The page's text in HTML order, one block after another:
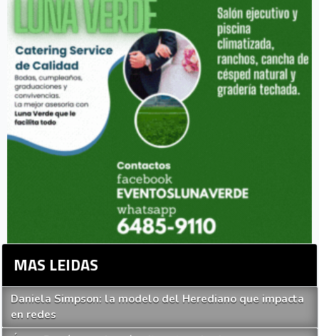
MAS LEIDAS
Daniela Simpson: la modelo del Herediano que impacta
en redes